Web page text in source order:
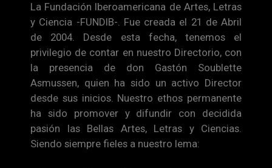
La Fundación Iberoamericana de Artes, Letras
y Ciencia -FUNDIB-. Fue creada el 21 de Abril
de 2004. Desde esta fecha, tenemos el
privilegio de contar en nuestro Directorio, con
la presencia de don Gastón Soublette
Asmussen, quien ha sido un activo Director
desde sus inicios. Nuestro ethos permanente
ha sido promover y difundir con decidida
pasión las Bellas Artes, Letras y Ciencias.
Siendo siempre fieles a nuestro lema: